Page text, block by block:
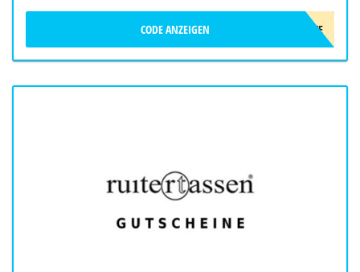
NITROLOVE
CODE ANZEIGEN